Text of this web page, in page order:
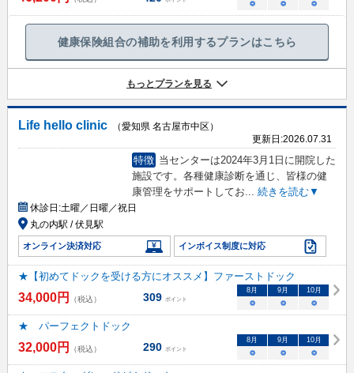
○ ○ ○
健康保険組合の補助を利用するプランはこちら
もっとプランを見る
Life hello clinic
（愛知県 名古屋市中区）
更新日:2026.07.31
特徴 当センターは2024年3月1日に開院した
施設です。各種健康診断を通じ、皆様の健
康管理をサポートしてお... 続きを読む▼
休診日:土曜／日曜／祝日
丸の内駅 / 伏見駅
オンライン決済対応 インボイス制度に対応
★【初めてドックを受ける方にオススメ】ファーストドック
34,000円 （税込） 309 ポイント
8月 9月 10月
○ ○ ○
★ パーフェクトドック
32,000円 （税込） 290 ポイント
8月 9月 10月
○ ○ ○